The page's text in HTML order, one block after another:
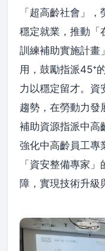
「超高齡社會」
穩定就業，推動「
訓練補助實施計畫
用，鼓勵指派45⁺
力以穩定留才。資
趨勢，在勞動力發
補助資源指派中高
強化中高齡員工專
「資安整備專家
障，實現技術升級